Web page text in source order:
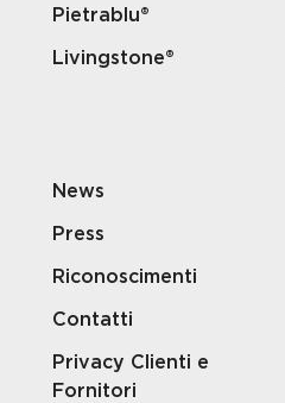
Pietrablu®
Livingstone®
News
Press
Riconoscimenti
Contatti
Privacy Clienti e
Fornitori